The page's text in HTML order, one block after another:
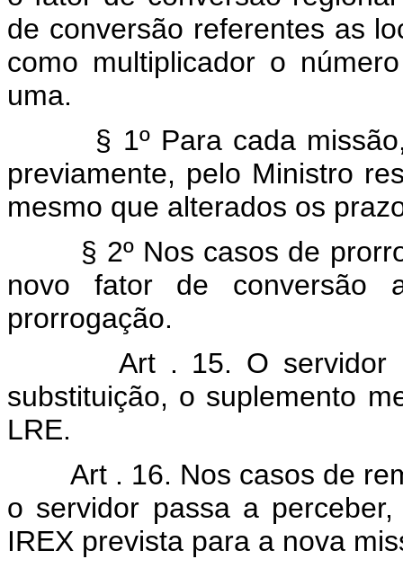
de conversão referentes as
como multiplicador o
uma.
§ 1º Para cada
previamente, pelo Ministro
mesmo que alterados os
§ 2º Nos casos de
novo fator de conversão
prorrogação.
Art . 15. O servidor
substituição, o suplemento
LRE.
Art . 16. Nos casos de
o servidor passa a
IREX prevista para a nova